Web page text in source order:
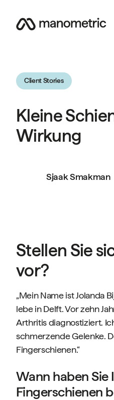
Client Stories
Kleine
Wirkung
Sjaak Smakman
Stellen Sie
vor?
„Mein Name ist Jolanda
lebe in Delft. Vor zehn
Arthritis diagnostiziert.
schmerzende Gelenke.
Fingerschienen.“
Wann haben Sie
Fingerschienen